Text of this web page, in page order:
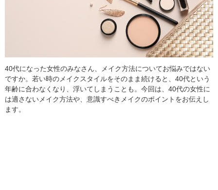
40代になった女性のみなさん、メイク方法についてお悩みではない
ですか。若い時のメイクスタイルをそのまま続けると、40代という
年齢に合わなくなり、浮いてしまうことも。今回は、40代の女性に
は適さないメイク方法や、意識すべきメイクのポイントをお伝えし
ます。